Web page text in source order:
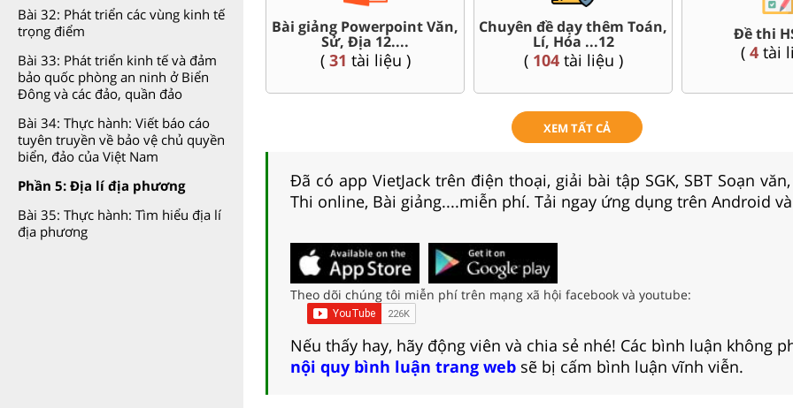
Bài 32: Phát triển các vùng kinh tế
trọng điểm
Bài 33: Phát triển kinh tế và đảm
bảo quốc phòng an ninh ở Biển
Đông và các đảo, quần đảo
Bài 34: Thực hành: Viết báo cáo
tuyên truyền về bảo vệ chủ quyền
biển, đảo của Việt Nam
Phần 5: Địa lí địa phương
Bài 35: Thực hành: Tìm hiểu địa lí
địa phương
Đề thi giữa kì, cuối kì 12
(143tài liệu )
Bài giảng Powerpoint Văn,
Sử, Địa 12....
( 31 tài liệu )
Chuyên đề dạy thêm Toán,
Lí, Hóa ...12
( 104tài liệu )
Đề thi
( 4tài
XEM TẤT CẢ
Đã có app VietJack trên điện thoại, giải bài tập SGK, SBT Soạn
Thi online, Bài giảng....miễn phí. Tải ngay ứng dụng trên Android và
Theo dõi chúng tôi miễn phí trên mạng xã hội facebook và youtube:
Nếu thấy hay, hãy động viên và chia sẻ nhé! Các bình luận không
nội quy bình luận trang web sẽ bị cấm bình luận vĩnh viễn.